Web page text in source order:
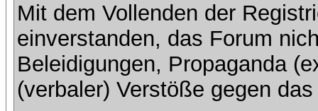
Mit dem Vollenden der
einverstanden, das Forum
Beleidigungen, Propaganda
(verbaler) Verstöße gegen